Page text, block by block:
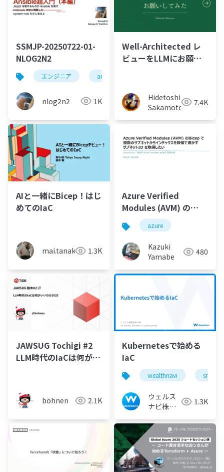
SSMJP-20250722-01-
NLOG2N2
エンジニア ansible
nlog2n2 1K
Well-Architected レ
ビューをLLMにお願い
Hidetoshi
Sakamoto
7.4K
AIと一緒にBicep！はじ
めてのIaC
mai.tanaka 1.3K
Azure Verified
Modules (AVM) の
Bicep で複数のサブネ
ットからインデックス
を数値で書かずサブネ
ットID を取得したい
azure
Kazuki
Yamabe
480
JAWSUG Tochigi #2
LLM時代のIaCは何がい
bohnen 2.1K
Kubernetesで始める
IaC
wealthnavi sre
ウェルス
ナビ株式
広報チー
ム
1.3K